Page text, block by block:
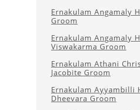
Ernakulam Angamaly
Groom
Ernakulam Angamaly
Viswakarma Groom
Ernakulam Athani
Jacobite Groom
Ernakulam Ayyambilli
Dheevara Groom